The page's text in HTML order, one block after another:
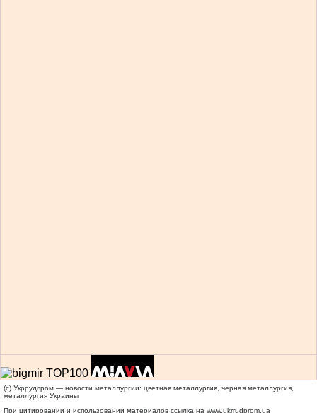
(c) Укррудпром — новости металлургии: цветная металлургия, черная металлургия,
металлургия Украины
При цитировании и использовании материалов ссылка на www.ukrrudprom.ua